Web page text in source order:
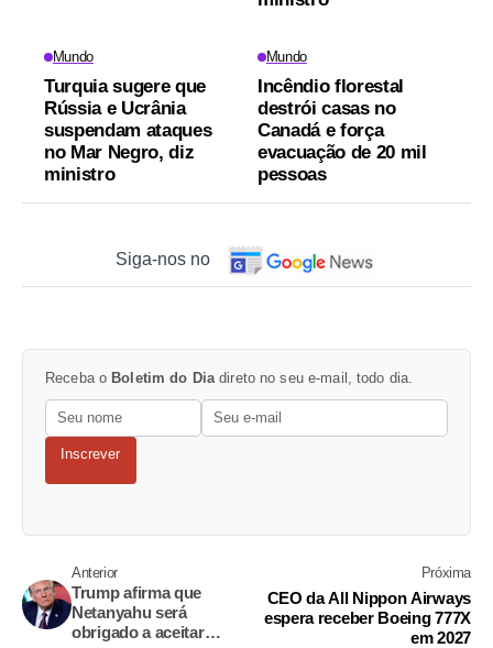
Mundo
Turquia sugere que
Rússia e Ucrânia
suspendam ataques
no Mar Negro, diz
ministro
Mundo
Incêndio florestal
destrói casas no
Canadá e força
evacuação de 20 mil
pessoas
Siga-nos no
Receba o Boletim do Diadireto no seu e-mail, todo dia.
Inscrever
Anterior
Trump afirma que
Netanyahu será
obrigado a aceitar
Próxima
CEO da All Nippon Airways
espera receber Boeing 777X
em 2027